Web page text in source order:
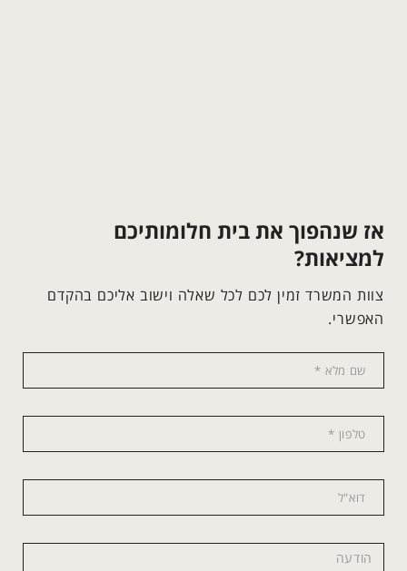
אז שנהפוך את בית חלומותיכם
למציאות?
צוות המשרד זמין לכם לכל שאלה וישוב אליכם בהקדם
האפשרי.